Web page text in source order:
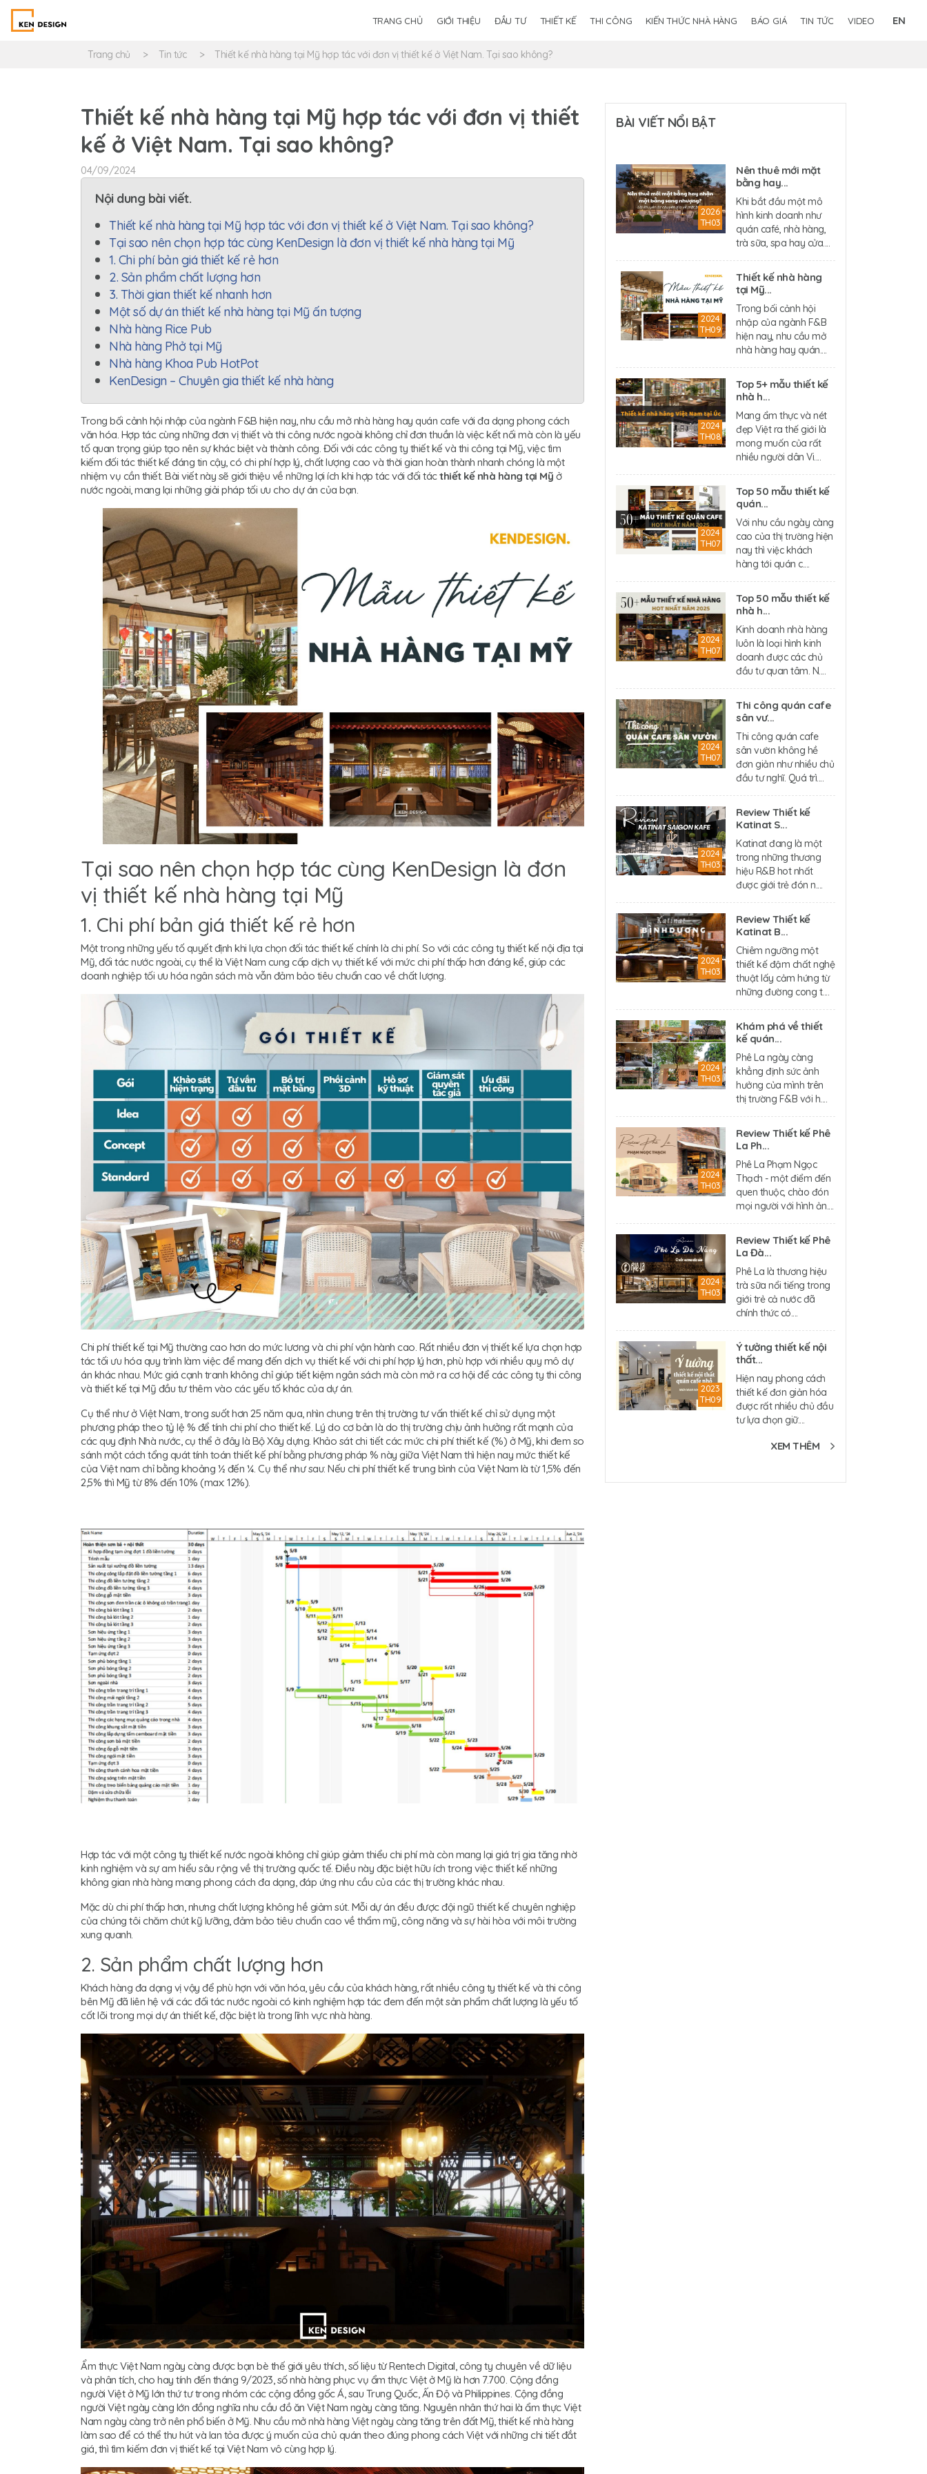
TRANG CHỦ GIỚI THIỆU ĐẦU TƯ THIẾT KẾ THI CÔNG KIẾN THỨC NHÀ HÀNG BÁO GIÁ TIN TỨC VIDEO EN
Trang chủ Tin tức Thiết kế nhà hàng tại Mỹ hợp tác với đơn vị thiết kế ở Việt Nam. Tại sao không?
Thiết kế nhà hàng tại Mỹ hợp tác với đơn vị thiết
kế ở Việt Nam. Tại sao không?
04/09/2024
Nội dung bài viết.
Thiết kế nhà hàng tại Mỹ hợp tác với đơn vị thiết kế ở Việt Nam. Tại sao không?
Tại sao nên chọn hợp tác cùng KenDesign là đơn vị thiết kế nhà hàng tại Mỹ
1. Chi phí bản giá thiết kế rẻ hơn
2. Sản phẩm chất lượng hơn
3. Thời gian thiết kế nhanh hơn
Một số dự án thiết kế nhà hàng tại Mỹ ấn tượng
Nhà hàng Rice Pub
Nhà hàng Phở tại Mỹ
Nhà hàng Khoa Pub HotPot
KenDesign – Chuyên gia thiết kế nhà hàng
Trong bối cảnh hội nhập của ngành F&B hiện nay, nhu cầu mở nhà hàng hay quán cafe với đa dạng phong cách
văn hóa. Hợp tác cùng những đơn vị thiết và thi công nước ngoài không chỉ đơn thuần là việc kết nối mà còn là yếu
tố quan trọng giúp tạo nên sự khác biệt và thành công. Đối với các công ty thiết kế và thi công tại Mỹ, việc tìm
kiếm đối tác thiết kế đáng tin cậy, có chi phí hợp lý, chất lượng cao và thời gian hoàn thành nhanh chóng là một
nhiệm vụ cần thiết. Bài viết này sẽ giới thiệu về những lợi ích khi hợp tác với đối tácthiết kế nhà hàng tại Mỹ ở
nước ngoài, mang lại những giải pháp tối ưu cho dự án của bạn.
Tại sao nên chọn hợp tác cùng KenDesign là đơn
vị thiết kế nhà hàng tại Mỹ
1. Chi phí bản giá thiết kế rẻ hơn
Một trong những yếu tố quyết định khi lựa chọn đối tác thiết kế chính là chi phí. So với các công ty thiết kế nội địa tại
Mỹ, đối tác nước ngoài, cụ thể là Việt Nam cung cấp dịch vụ thiết kế với mức chi phí thấp hơn đáng kể, giúp các
doanh nghiệp tối ưu hóa ngân sách mà vẫn đảm bảo tiêu chuẩn cao về chất lượng.
Chi phí thiết kế tại Mỹ thường cao hơn do mức lương và chi phí vận hành cao. Rất nhiều đơn vị thiết kế lựa chọn hợp
tác tối ưu hóa quy trình làm việc để mang đến dịch vụ thiết kế với chi phí hợp lý hơn, phù hợp với nhiều quy mô dự
án khác nhau. Mức giá cạnh tranh không chỉ giúp tiết kiệm ngân sách mà còn mở ra cơ hội để các công ty thi công
và thiết kế tại Mỹ đầu tư thêm vào các yếu tố khác của dự án.
Cụ thể như ở Việt Nam, trong suốt hơn 25 năm qua, nhìn chung trên thị trường tư vấn thiết kế chỉ sử dụng một
phương pháp theo tỷ lệ % để tính chi phí cho thiết kế. Lý do cơ bản là do thị trường chịu ảnh hưởng rất mạnh của
các quy định Nhà nước, cụ thể ở đây là Bộ Xây dựng. Khảo sát chi tiết các mức chi phí thiết kế (%) ở Mỹ, khi đem so
sánh một cách tổng quát tính toán thiết kế phí bằng phương pháp % này giữa Việt Nam thì hiện nay mức thiết kế
của Việt nam chỉ bằng khoảng ½ đến ¼. Cụ thể như sau: Nếu chi phí thiết kế trung bình của Việt Nam là từ 1,5% đến
2,5% thì Mỹ từ 8% đến 10% (max: 12%).
Hợp tác với một công ty thiết kế nước ngoài không chỉ giúp giảm thiểu chi phí mà còn mang lại giá trị gia tăng nhờ
kinh nghiệm và sự am hiểu sâu rộng về thị trường quốc tế. Điều này đặc biệt hữu ích trong việc thiết kế những
không gian nhà hàng mang phong cách đa dạng, đáp ứng nhu cầu của các thị trường khác nhau.
Mặc dù chi phí thấp hơn, nhưng chất lượng không hề giảm sút. Mỗi dự án đều được đội ngũ thiết kế chuyên nghiệp
của chúng tôi chăm chút kỹ lưỡng, đảm bảo tiêu chuẩn cao về thẩm mỹ, công năng và sự hài hòa với môi trường
xung quanh.
2. Sản phẩm chất lượng hơn
Khách hàng đa dạng vị vậy để phù hợn với văn hóa, yêu cầu của khách hàng, rất nhiều công ty thiết kế và thi công
bên Mỹ đã liên hệ với các đối tác nước ngoài có kinh nghiệm hợp tác đem đến một sản phẩm chất lượng là yếu tố
cốt lõi trong mọi dự án thiết kế, đặc biệt là trong lĩnh vực nhà hàng.
Ẩm thực Việt Nam ngày càng được bạn bè thế giới yêu thích, số liệu từ Rentech Digital, công ty chuyên về dữ liệu
và phân tích, cho hay tính đến tháng 9/2023, số nhà hàng phục vụ ẩm thực Việt ở Mỹ là hơn 7.700. Cộng đồng
người Việt ở Mỹ lớn thứ tư trong nhóm các cộng đồng gốc Á, sau Trung Quốc, Ấn Độ và Philippines. Cộng đồng
người Việt ngày càng lớn đồng nghĩa nhu cầu đồ ăn Việt Nam ngày càng tăng. Nguyên nhân thứ hai là ẩm thực Việt
Nam ngày càng trở nên phổ biến ở Mỹ. Nhu cầu mở nhà hàng Việt ngày càng tăng trên đất Mỹ, thiết kế nhà hàng
làm sao để có thể thu hút và lan tỏa được ý muốn của chủ quán theo đúng phong cách Việt với những chi tiết đắt
giá, thì tìm kiếm đơn vị thiết kế tại Việt Nam vô cùng hợp lý.
BÀI VIẾT NỔI BẬT
2026
TH03
Nên thuê mới mặt
bằng hay...
Khi bắt đầu một mô
hình kinh doanh như
quán café, nhà hàng,
trà sữa, spa hay cửa....
2024
TH09
Thiết kế nhà hàng
tại Mỹ...
Trong bối cảnh hội
nhập của ngành F&B
hiện nay, nhu cầu mở
nhà hàng hay quán....
2024
TH08
Top 5+ mẫu thiết kế
nhà h...
Mang ẩm thực và nét
đẹp Việt ra thế giới là
mong muốn của rất
nhiều người dân Vi....
2024
TH07
Top 50 mẫu thiết kế
quán...
Với nhu cầu ngày càng
cao của thị trường hiện
nay thì việc khách
hàng tới quán c....
2024
TH07
Top 50 mẫu thiết kế
nhà h...
Kinh doanh nhà hàng
luôn là loại hình kinh
doanh được các chủ
đầu tư quan tâm. N....
2024
TH07
Thi công quán cafe
sân vư...
Thi công quán cafe
sân vườn không hề
đơn giản như nhiều chủ
đầu tư nghĩ. Quá trì....
2024
TH03
Review Thiết kế
Katinat S...
Katinat đang là một
trong những thương
hiệu R&B hot nhất
được giới trẻ đón n....
2024
TH03
Review Thiết kế
Katinat B...
Chiêm ngưỡng một
thiết kế đậm chất nghệ
thuật lấy cảm hứng từ
những đường cong t....
2024
TH03
Khám phá về thiết
kế quán...
Phê La ngày càng
khẳng định sức ảnh
hưởng của mình trên
thị trường F&B với h....
2024
TH03
Review Thiết kế Phê
La Ph...
Phê La Phạm Ngọc
Thạch - một điểm đến
quen thuộc, chào đón
mọi người với hình ản....
2024
TH03
Review Thiết kế Phê
La Đà...
Phê La là thương hiệu
trà sữa nổi tiếng trong
giới trẻ cả nước đã
chính thức có....
2023
TH09
Ý tưởng thiết kế nội
thất...
Hiện nay phong cách
thiết kế đơn giản hóa
được rất nhiều chủ đầu
tư lựa chọn giữ....
XEM THÊM